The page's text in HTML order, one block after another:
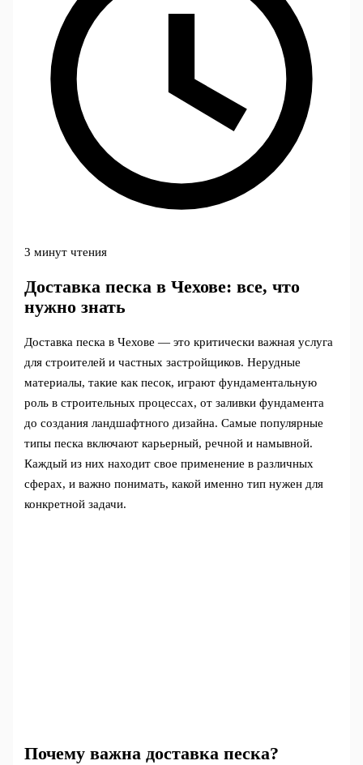
3 минут чтения
Доставка песка в Чехове: все, что
нужно знать
Доставка песка в Чехове — это критически важная услуга
для строителей и частных застройщиков. Нерудные
материалы, такие как песок, играют фундаментальную
роль в строительных процессах, от заливки фундамента
до создания ландшафтного дизайна. Самые популярные
типы песка включают карьерный, речной и намывной.
Каждый из них находит свое применение в различных
сферах, и важно понимать, какой именно тип нужен для
конкретной задачи.
Почему важна доставка песка?